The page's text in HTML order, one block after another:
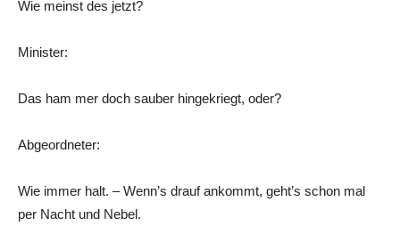
Wie meinst des jetzt?
Minister:
Das ham mer doch sauber hingekriegt, oder?
Abgeordneter:
Wie immer halt. – Wenn’s drauf ankommt, geht’s schon mal
per Nacht und Nebel.